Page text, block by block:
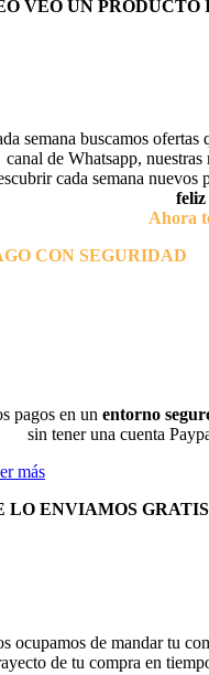
VEO UN PRODUCTO
semana buscamos
canal de Whatsapp,
cada semana nuevos
feliz
Ahora
CON SEGURIDAD
pagos en un entorno
sin tener una cuenta
más
LO ENVIAMOS GRATIS
ocupamos de mandar tu
de tu compra en